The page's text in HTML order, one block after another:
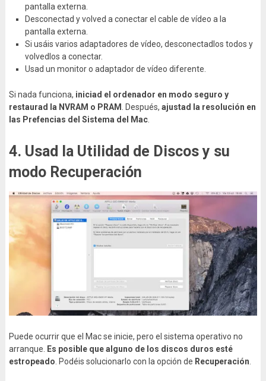
pantalla externa.
Desconectad y volved a conectar el cable de vídeo a la
pantalla externa.
Si usáis varios adaptadores de vídeo, desconectadlos todos y
volvedlos a conectar.
Usad un monitor o adaptador de vídeo diferente.
Si nada funciona, iniciad el ordenador en modo seguro y
restaurad la NVRAM o PRAM . Después, ajustad la resolución en
las Prefencias del Sistema del Mac.
4. Usad la Utilidad de Discos y su
modo Recuperación
Puede ocurrir que el Mac se inicie, pero el sistema operativo no
arranque. Es posible que alguno de los discos duros esté
estropeado. Podéis solucionarlo con la opción de Recuperación.